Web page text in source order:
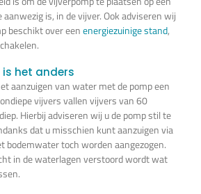
is, in de vijver. Ook adviseren wij
beschikt over eenenergiezuinige stand,
is het anders
aanzuigen van water met de pomp een
vijvers vallen vijvers van 60
Hierbij adviseren wij u de pomp stil te
dat u misschien kunt aanzuigen via
bodemwater toch worden aangezogen.
in de waterlagen verstoord wordt wat